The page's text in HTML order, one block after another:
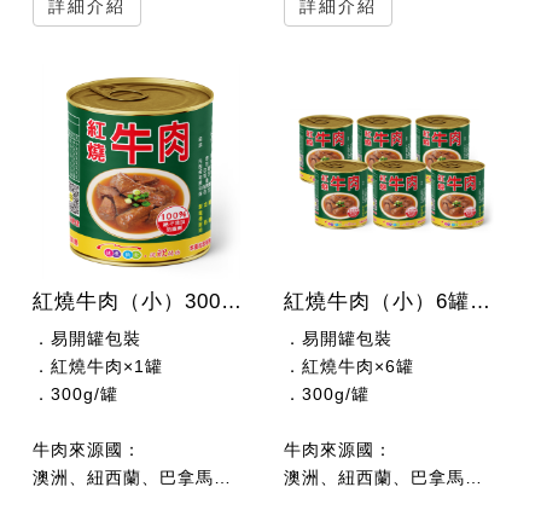
詳細介紹 詳細介紹
紅燒牛肉（小）300公克/罐
．易開罐包裝
．紅燒牛肉×1罐
．300g/罐
牛肉來源國：
澳洲、紐西蘭、巴拿馬、巴拉圭
紅燒牛肉（小）6罐x300公克/罐
．易開罐包裝
．紅燒牛肉×6罐
．300g/罐
牛肉來源國：
澳洲、紐西蘭、巴拿馬、巴拉圭